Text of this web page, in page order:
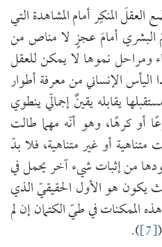
المنكِر أمام المشاهدة التي
البشري أمامَ عجزٍ لا مناص من
ومراحل نموها لا يمكن للعقل
الإنساني من معرفة أطوار
يقابله يقينٌ إجمالّي ينطوي
أو كرهًا، وهو أنّه مهما طالت
أو غير متناهية، فلا بدّ
من إثبات شيء آخر يحمل في
يكون هو الأول الحقيقيّ الذي
الممكنات في طيّ الكتمان إن لم
[7]
).